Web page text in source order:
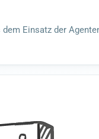
Einsatz der